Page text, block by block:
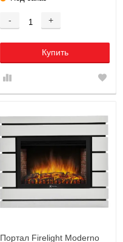
- +
Купить
Портал Firelight Moderno